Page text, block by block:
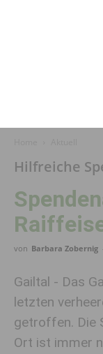
Hilfreiche
von Barbara Zobernig
Gailtal - Das
letzten
getroffen. Die
Ort ist immer